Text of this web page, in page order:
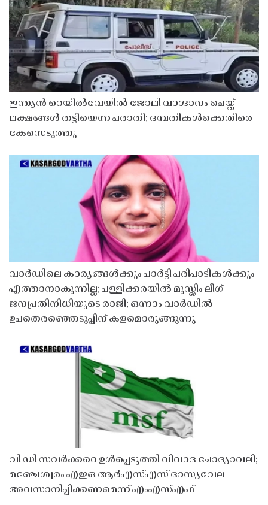
ഇന്ത്യൻ റെയിൽവേയിൽ ജോലി വാഗ്ദാനം ചെയ്ത്
ലക്ഷങ്ങൾ തട്ടിയെന്ന പരാതി; ദമ്പതികൾക്കെതിരെ
കേസെടുത്തു
വാർഡിലെ കാര്യങ്ങൾക്കും പാർട്ടി പരിപാടികൾക്കും
എത്താനാകുന്നില്ല; പള്ളിക്കരയിൽ മുസ്ലിം ലീഗ്
ജനപ്രതിനിധിയുടെ രാജി; ഒന്നാം വാർഡിൽ
ഉപതെരഞ്ഞെടുപ്പിന് കളമൊരുങ്ങുന്നു
വി ഡി സവർക്കറെ ഉൾപ്പെടുത്തി വിവാദ ചോദ്യാവലി;
മഞ്ചേശ്വരം എഇഒ ആർഎസ്എസ് ദാസ്യവേല
അവസാനിപ്പിക്കണമെന്ന് എംഎസ്എഫ്